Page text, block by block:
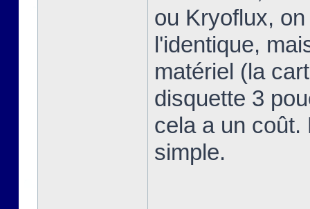
ou Kryoflux,
l'identique,
matériel (la
disquette 3
cela a un coût.
simple.